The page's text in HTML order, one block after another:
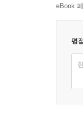
eBook
평점